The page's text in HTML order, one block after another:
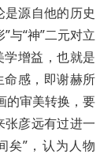
源自他的历史
与“神”二元对立
学增益，也就是
命感，即谢赫所
的审美转换，要
彦远有过进一
矣”，认为人物